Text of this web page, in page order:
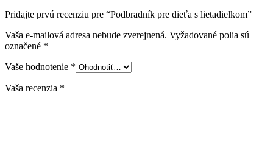
Pridajte prvú recenziu pre “Podbradník pre dieťa s lietadielkom”
Vaša e-mailová adresa nebude zverejnená. Vyžadované polia sú
označené *
Vaše hodnotenie *
Vaša recenzia *